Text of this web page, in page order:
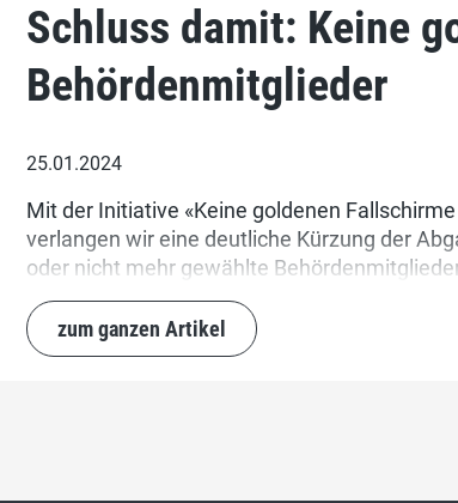
Schluss damit: Keine
Behördenmitglieder
25.01.2024
Mit der Initiative «Keine goldenen
verlangen wir eine deutliche Kürzung der
oder nicht mehr gewählte
zum ganzen Artikel